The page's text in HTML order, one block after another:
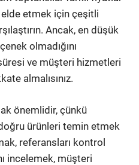
elde etmek için çeşitli
Ancak, en düşük
olmadığını
ve müşteri hizmetleri
almalısınız.
önemlidir, çünkü
ürünleri temin etmek
referansları kontrol
incelemek, müşteri